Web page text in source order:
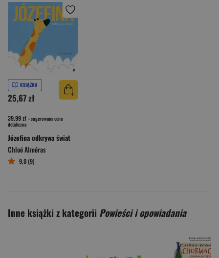
KSIĄŻKA
25,67 zł
39,99 zł - sugerowana cena
detaliczna
Józefina odkrywa świat
Chloé Alméras
9,0 (9)
Inne książki z kategorii Powieści i opowiadania